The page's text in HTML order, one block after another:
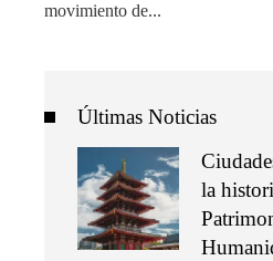
movimiento de...
Últimas Noticias
la